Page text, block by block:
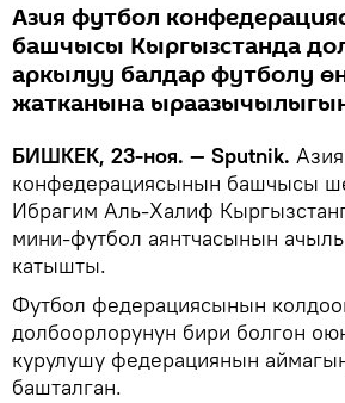
Азия футбол
башчысы Кыргызстанда
аркылуу балдар футболу
жатканына
БИШКЕК, 23-ноя. — Sputnik.
конфедерациясынын башчысы
Ибрагим Аль-Халиф
мини-футбол аянтчасынын
катышты.
Футбол федерациясынын
долбоорлорунун бири болгон
курулушу федерациянын
башталган.